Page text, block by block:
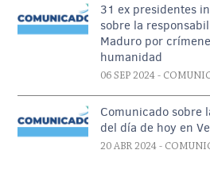
31 ex presidentes
sobre la
Maduro por
humanidad
06 SEP 2024 -
Comunicado sobre
del día de hoy en
20 ABR 2024 -